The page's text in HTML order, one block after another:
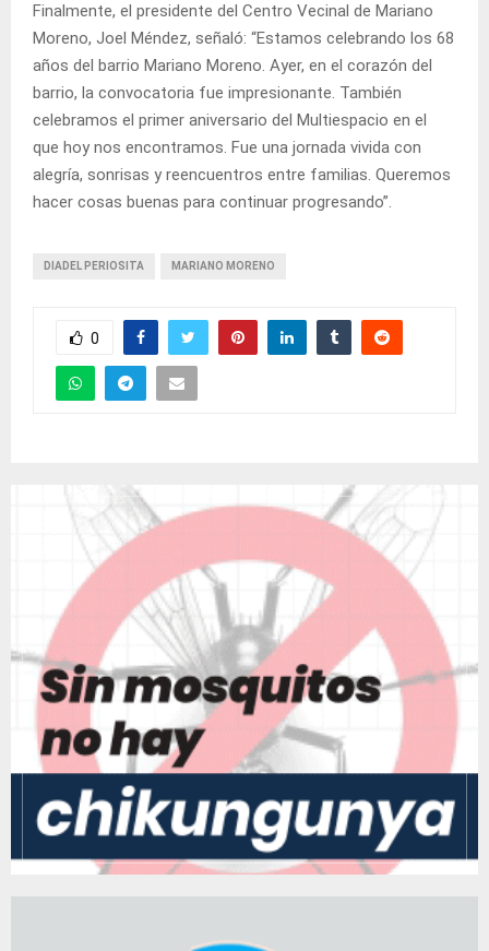
Finalmente, el presidente del Centro Vecinal de Mariano
Moreno, Joel Méndez, señaló: “Estamos celebrando los 68
años del barrio Mariano Moreno. Ayer, en el corazón del
barrio, la convocatoria fue impresionante. También
celebramos el primer aniversario del Multiespacio en el
que hoy nos encontramos. Fue una jornada vivida con
alegría, sonrisas y reencuentros entre familias. Queremos
hacer cosas buenas para continuar progresando”.
DIADEL PERIOSITA MARIANO MORENO
0